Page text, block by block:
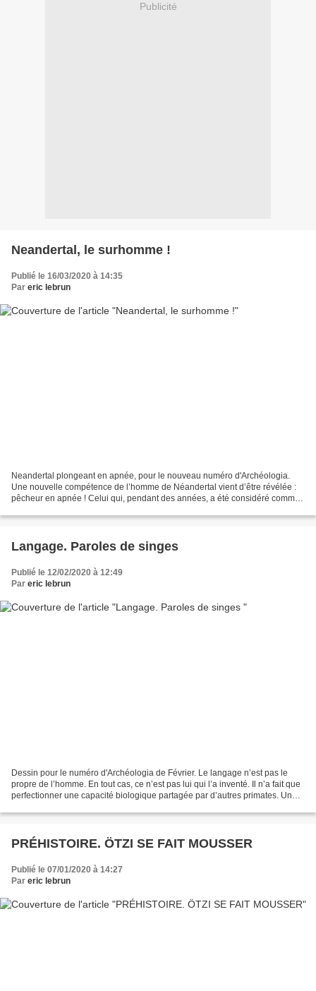
Publicité
Neandertal, le surhomme !
Publié le 16/03/2020 à 14:35
Par eric lebrun
Neandertal plongeant en apnée, pour le nouveau numéro d'Archéologia.
Une nouvelle compétence de l’homme de Néandertal vient d’être révélée :
pêcheur en apnée ! Celui qui, pendant des années, a été considéré comme
Langage. Paroles de singes
Publié le 12/02/2020 à 12:49
Par eric lebrun
Dessin pour le numéro d'Archéologia de Février. Le langage n’est pas le
propre de l’homme. En tout cas, ce n’est pas lui qui l’a inventé. Il n’a fait que
perfectionner une capacité biologique partagée par d’autres primates. Une
PRÉHISTOIRE. ÖTZI SE FAIT MOUSSER
Publié le 07/01/2020 à 14:27
Par eric lebrun